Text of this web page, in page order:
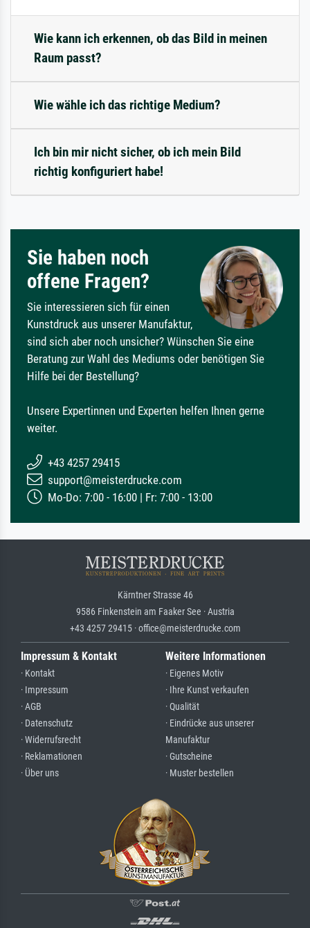
Wie kann ich erkennen, ob das Bild in meinen
Raum passt?
Wie wähle ich das richtige Medium?
Ich bin mir nicht sicher, ob ich mein Bild
richtig konfiguriert habe!
Sie haben noch
offene Fragen?
Sie interessieren sich für einen
Kunstdruck aus unserer Manufaktur,
sind sich aber noch unsicher? Wünschen Sie eine
Beratung zur Wahl des Mediums oder benötigen Sie
Hilfe bei der Bestellung?
Unsere Expertinnen und Experten helfen Ihnen gerne
weiter.
+43 4257 29415
support@meisterdrucke.com
Mo-Do: 7:00 - 16:00 | Fr: 7:00 - 13:00
Kärntner Strasse 46
9586 Finkenstein am Faaker See · Austria
+43 4257 29415 · office@meisterdrucke.com
Impressum & Kontakt
· Kontakt
· Impressum
· AGB
· Datenschutz
· Widerrufsrecht
· Reklamationen
· Über uns
Weitere Informationen
· Eigenes Motiv
· Ihre Kunst verkaufen
· Qualität
· Eindrücke aus unserer
Manufaktur
· Gutscheine
· Muster bestellen